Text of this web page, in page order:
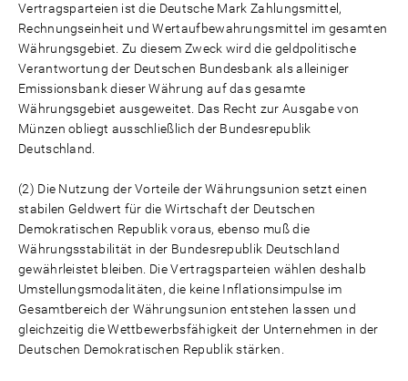
Vertragsparteien ist die Deutsche Mark Zahlungsmittel,
Rechnungseinheit und Wertaufbewahrungsmittel im gesamten
Währungsgebiet. Zu diesem Zweck wird die geldpolitische
Verantwortung der Deutschen Bundesbank als alleiniger
Emissionsbank dieser Währung auf das gesamte
Währungsgebiet ausgeweitet. Das Recht zur Ausgabe von
Münzen obliegt ausschließlich der Bundesrepublik
Deutschland.
(2) Die Nutzung der Vorteile der Währungsunion setzt einen
stabilen Geldwert für die Wirtschaft der Deutschen
Demokratischen Republik voraus, ebenso muß die
Währungsstabilität in der Bundesrepublik Deutschland
gewährleistet bleiben. Die Vertragsparteien wählen deshalb
Umstellungsmodalitäten, die keine Inflationsimpulse im
Gesamtbereich der Währungsunion entstehen lassen und
gleichzeitig die Wettbewerbsfähigkeit der Unternehmen in der
Deutschen Demokratischen Republik stärken.